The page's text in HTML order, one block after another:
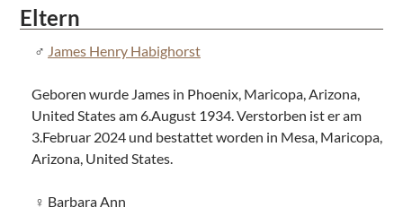
Eltern
James Henry Habighorst
Geboren wurde James in Phoenix, Maricopa, Arizona,
United States am 6.August 1934. Verstorben ist er am
3.Februar 2024 und bestattet worden in Mesa, Maricopa,
Arizona, United States.
Barbara Ann